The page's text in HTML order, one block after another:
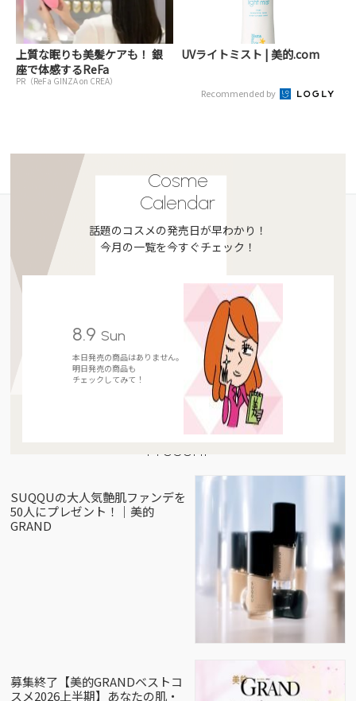
上質な眠りも美髪ケアも！ 銀
座で体感するReFa
PR（ReFa GINZA on CREA）
UVライトミスト | 美的.com
Recommended by
Cosme
Calendar
話題のコスメの発売日が早わかり！
今月の一覧を今すぐチェック！
8.9 Sun
本日発売の商品はありません。
明日発売の商品も
チェックしてみて！
Present
SUQQUの大人気艶肌ファンデを
50人にプレゼント！｜美的
GRAND
募集終了【美的GRANDベストコ
スメ2026上半期】あなたの肌・